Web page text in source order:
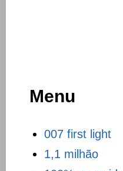
Menu
007 first light
1,1 milhão